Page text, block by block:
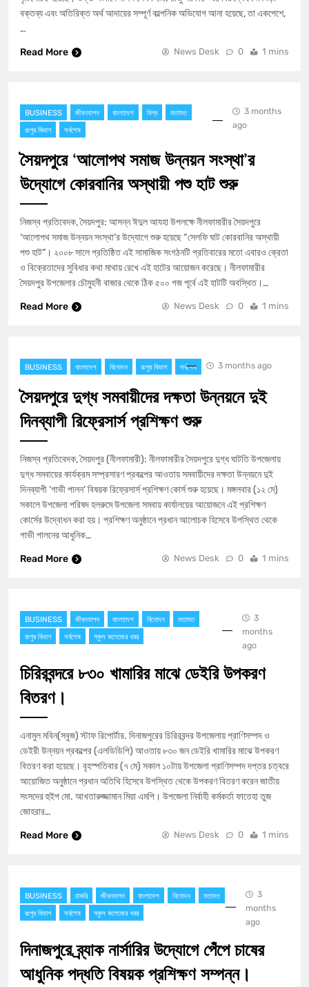
বক্তব্য এবং অতিরিক্ত অর্থ আদায়ের সম্পূর্ণ কাল্পনিক অভিযোগ আনা হয়েছে, তা একপেশে,
…
Read More
News Desk 0 1 mins
BUSINESS জীবনযাপন বাংলাদেশ বিশ্ব
মতামত
রংপুর বিভাগ
সর্বশেষ
3 months
ago
সৈয়দপুরে ‘আলোপথ সমাজ উন্নয়ন সংস্থা’র
উদ্যোগে কোরবানির অস্থায়ী পশু হাট শুরু
​নিজস্ব প্রতিবেদক, সৈয়দপুর: আসন্ন ঈদুল আযহা উপলক্ষে নীলফামারীর সৈয়দপুরে
‘আলোপথ সমাজ উন্নয়ন সংস্থা’র উদ্যোগে শুরু হয়েছে “সেলফি ঘাট কোরবানির অস্থায়ী
পশু হাট”। ২০০৮ সালে প্রতিষ্ঠিত এই সামাজিক সংগঠনটি প্রতিবারের মতো এবারও ক্রেতা
ও বিক্রেতাদের সুবিধার কথা মাথায় রেখে এই হাটের আয়োজন করেছে। ​নীলফামারীর
সৈয়দপুর উপজেলার চৌমুহনী বাজার থেকে ঠিক ৫০০ গজ পূর্বে এই হাটটি অবস্থিত।…
Read More
News Desk 0 1 mins
BUSINESS বাংলাদেশ বিনোদন রংপুর বিভাগ সর্বশেষ 3 months ago
সৈয়দপুরে দুগ্ধ সমবায়ীদের দক্ষতা উন্নয়নে দুই
দিনব্যাপী রিফ্রেসার্স প্রশিক্ষণ শুরু
​নিজস্ব প্রতিবেদক, সৈয়দপুর (নীলফামারী): নীলফামারীর সৈয়দপুরে দুগ্ধ ঘাটতি উপজেলায়
দুগ্ধ সমবায়ের কার্যক্রম সম্প্রসারণ প্রকল্পের আওতায় সমবায়ীদের দক্ষতা উন্নয়নে দুই
দিনব্যাপী ‘গাভী পালন’ বিষয়ক রিফ্রেসার্স প্রশিক্ষণ কোর্স শুরু হয়েছে। ​মঙ্গলবার (১২ মে)
সকালে উপজেলা পরিষদ হলরুমে উপজেলা সমবায় কার্যালয়ের আয়োজনে এই প্রশিক্ষণ
কোর্সের উদ্বোধন করা হয়। ​প্রশিক্ষণ অনুষ্ঠানে প্রধান আলোচক হিসেবে উপস্থিত থেকে
গাভী পালনের আধুনিক…
Read More
News Desk 0 1 mins
BUSINESS জীবনযাপন বাংলাদেশ বিনোদন
মতামত
রংপুর বিভাগ
সর্বশেষ স্কুল কলেজের খবর
3
months
ago
চিরিরবন্দরে ৮৩০ খামারির মাঝে ডেইরি উপকরণ
বিতরণ।
এনামুল মবিন(সবুজ) স্টাফ রিপোর্টার. দিনাজপুরের চিরিরবন্দর উপজেলায় প্রাণিসম্পদ ও
ডেইরী উন্নয়ন প্রকল্পের (এলডিডিপি) আওতায় ৮৩০ জন ডেইরি খামারির মাঝে উপকরণ
বিতরণ করা হয়েছে। বৃহস্পতিবার (৭ মে) সকাল ১০টায় উপজেলা প্রাণিসম্পদ দপ্তর চত্বরে
আয়োজিত অনুষ্ঠানে প্রধান অতিথি হিসেবে উপস্থিত থেকে উপকরণ বিতরণ করেন জাতীয়
সংসদের হুইপ মো. আখতারুজ্জামান মিয়া এমপি। উপজেলা নির্বাহী কর্মকর্তা ফাতেহা তুজ
জোহরার…
Read More
News Desk 0 1 mins
BUSINESS চাকরি জীবনযাপন বাংলাদেশ বিনোদন
মতামত
রংপুর বিভাগ
সর্বশেষ স্কুল কলেজের খবর
3
months
ago
দিনাজপুরে ব্র্যাক নার্সারির উদ্যোগে পেঁপে চাষের
আধুনিক পদ্ধতি বিষয়ক প্রশিক্ষণ সম্পন্ন।